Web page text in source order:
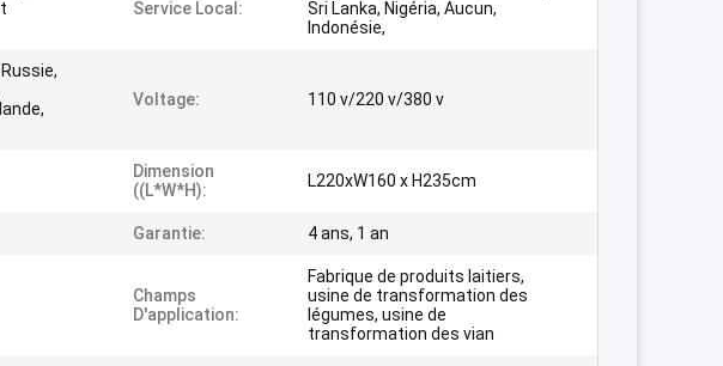
Service Local:
Sri Lanka, Nigéria, Aucun,
Indonésie,
Voltage: 110 v/220 v/380 v
Dimension
((L*W*H):
L220xW160 x H235cm
Garantie: 4 ans, 1 an
Champs
D'application:
Fabrique de produits laitiers,
usine de transformation des
légumes, usine de
transformation des vian